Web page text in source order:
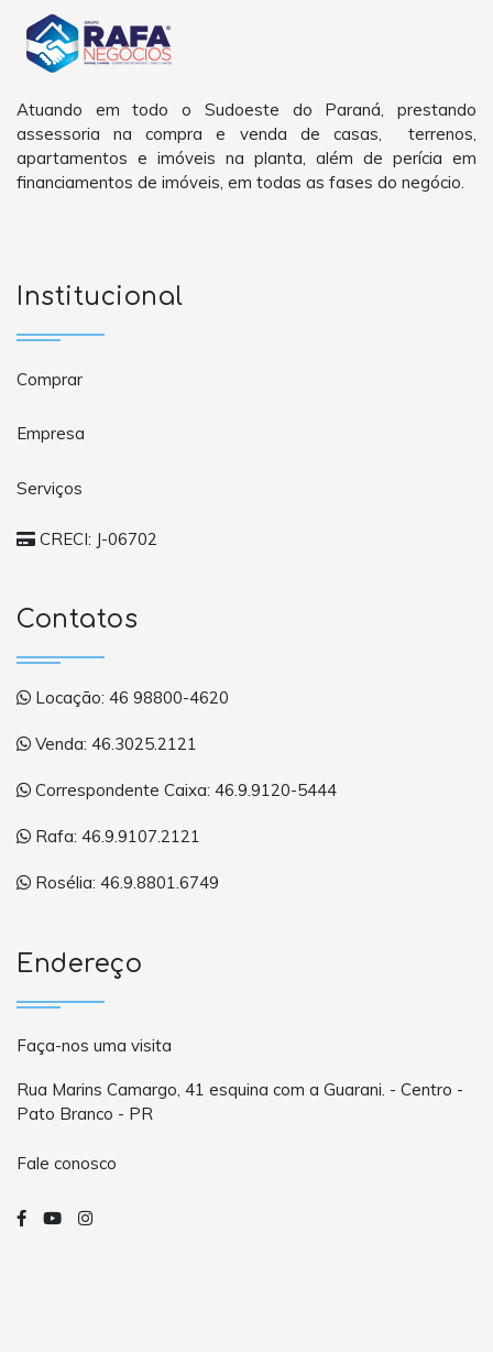
Atuando em todo o Sudoeste do Paraná, prestando
assessoria na compra e venda de casas, terrenos,
apartamentos e imóveis na planta, além de perícia em
financiamentos de imóveis, em todas as fases do negócio.
Institucional
Comprar
Empresa
Serviços
CRECI: J-06702
Contatos
Locação: 46 98800-4620
Venda: 46.3025.2121
Correspondente Caixa: 46.9.9120-5444
Rafa: 46.9.9107.2121
Rosélia: 46.9.8801.6749
Endereço
Faça-nos uma visita
Rua Marins Camargo, 41 esquina com a Guarani. - Centro -
Pato Branco - PR
Fale conosco